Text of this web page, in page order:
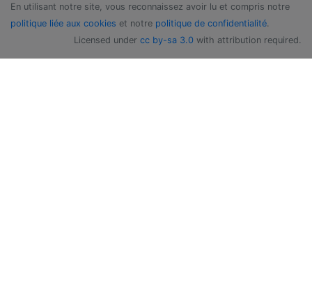
En utilisant notre site, vous reconnaissez avoir lu et compris notre
politique liée aux cookies et notre politique de confidentialité.
Licensed under cc by-sa 3.0 with attribution required.